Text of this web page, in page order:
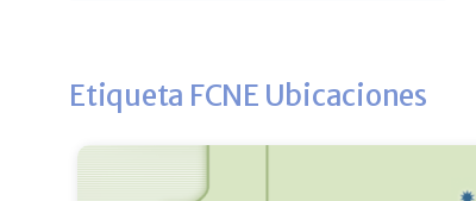
Etiqueta FCNE Ubicaciones